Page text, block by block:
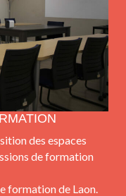
des espaces
de formation
formation de Laon.